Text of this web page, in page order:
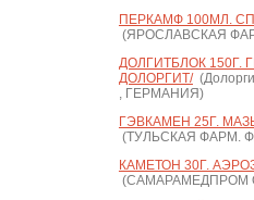
ПЕРКАМФ 100МЛ.
(ЯРОСЛАВСКАЯ
ДОЛГИТБЛОК 150Г.
ДОЛОРГИТ/
, ГЕРМАНИЯ)
ГЭВКАМЕН 25Г.
(ТУЛЬСКАЯ ФАРМ.
КАМЕТОН 30Г.
(САМАРАМЕДПРОМ